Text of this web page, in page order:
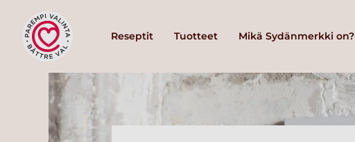
Reseptit Tuotteet Mikä Sydänmerkki on?